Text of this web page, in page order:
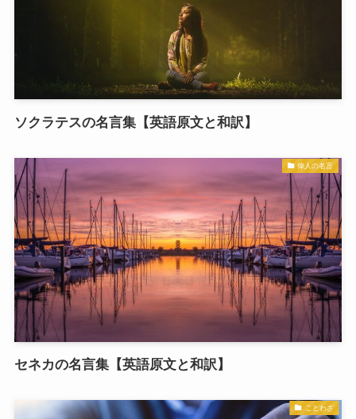
ソクラテスの名言集【英語原文と和訳】
偉人の名言
セネカの名言集【英語原文と和訳】
ことわざ